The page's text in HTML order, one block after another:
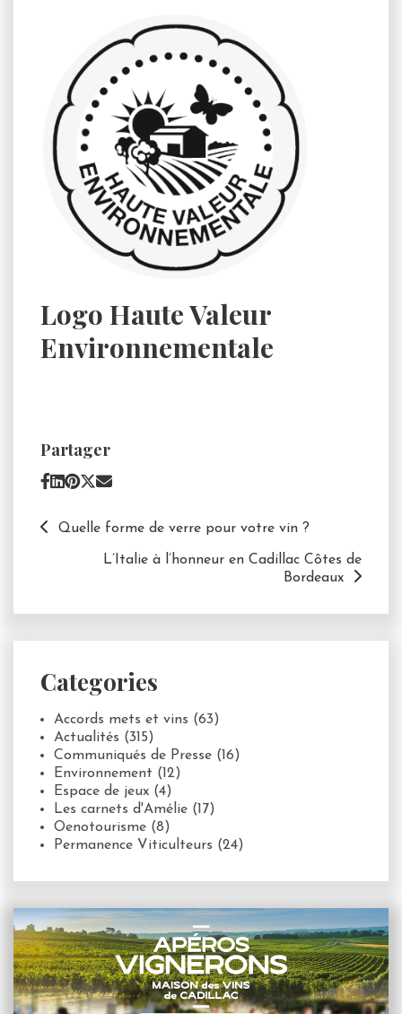
Logo Haute Valeur
Environnementale
Partager
Quelle forme de verre pour votre vin ?
L’Italie à l’honneur en Cadillac Côtes de
Bordeaux
Categories
Accords mets et vins (63)
Actualités (315)
Communiqués de Presse (16)
Environnement (12)
Espace de jeux (4)
Les carnets d'Amélie (17)
Oenotourisme (8)
Permanence Viticulteurs (24)